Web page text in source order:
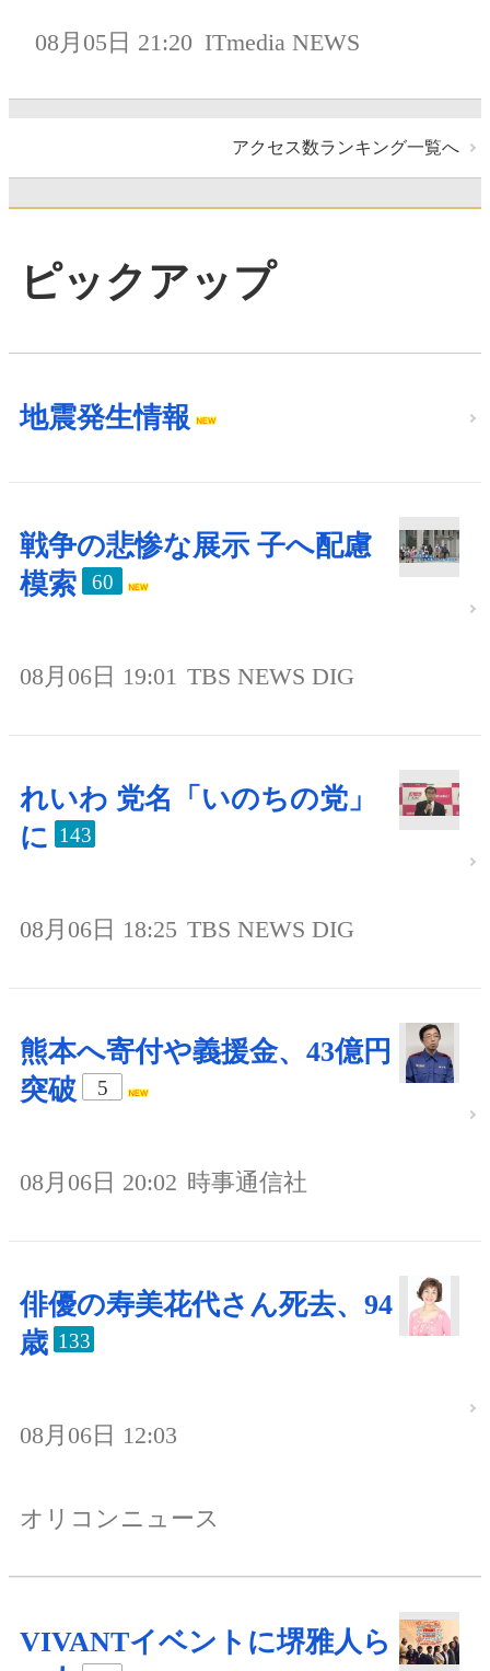
08月05日 21:20 ITmedia NEWS
アクセス数ランキング一覧へ
ピックアップ
地震発生情報
戦争の悲惨な展示 子へ配慮
模索
60
08月06日 19:01 TBS NEWS DIG
れいわ 党名「いのちの党」
に 143
08月06日 18:25 TBS NEWS DIG
熊本へ寄付や義援金、43億円
突破
5
08月06日 20:02 時事通信社
俳優の寿美花代さん死去、94
歳 133
08月06日 12:03
オリコンニュース
VIVANTイベントに堺雅人ら